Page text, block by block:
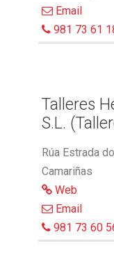
Email
981 73 61
Talleres
S.L.
Rúa Estrada
Camariñas
Web
Email
981 73 60